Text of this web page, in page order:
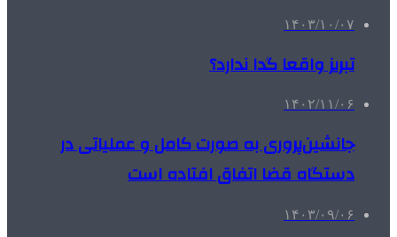
۱۴۰۳/۱۰/۰۷
تبریز واقعا گدا ندارد؟
۱۴۰۲/۱۱/۰۶
جانشین‌پروری به صورت کامل و عملیاتی در
دستگاه قضا اتفاق افتاده است
۱۴۰۳/۰۹/۰۶